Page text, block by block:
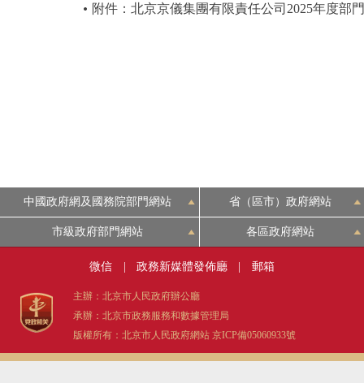
附件：北京京儀集團有限責任公司2025年度部
中國政府網及國務院部門網站 省（區市）政府網站
市級政府部門網站 各區政府網站
微信 | 政務新媒體發佈廳 | 郵箱
主辦：北京市人民政府辦公廳
承辦：北京市政務服務和數據管理局
版權所有：北京市人民政府網站 京ICP備05060933號